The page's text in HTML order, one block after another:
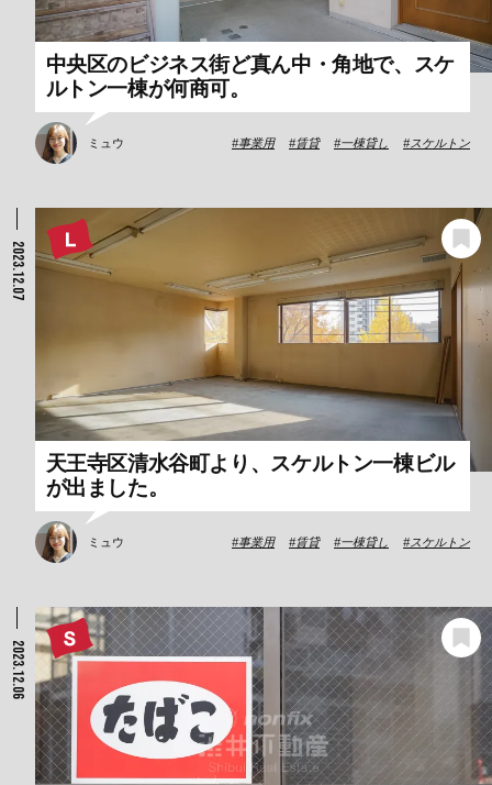
中央区のビジネス街ど真ん中・角地で、スケ
ルトン一棟が何商可。
ミュウ 事業用 賃貸 一棟貸し スケルトン
2023.12.07
天王寺区清水谷町より、スケルトン一棟ビル
が出ました。
ミュウ 事業用 賃貸 一棟貸し スケルトン
2023.12.06